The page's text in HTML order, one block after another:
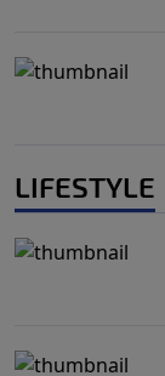
LIFESTYLE